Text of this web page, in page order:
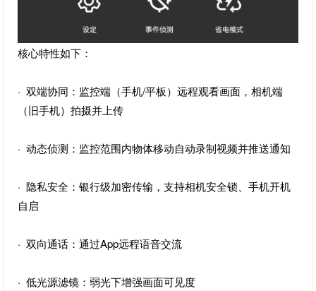
核心特性如下：
· 双端协同：监控端（手机/平板）远程观看画面，相机端
（旧手机）拍摄并上传
· 动态侦测：监控范围内物体移动自动录制视频并推送通知
· 隐私安全：银行级加密传输，支持相机安全锁、手机开机
自启
· 双向通话：通过App远程语音交流
· 低光源滤镜：弱光下增强画面可见度